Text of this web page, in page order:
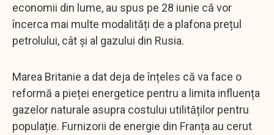
economii din lume, au spus pe 28 iunie că vor
încerca mai multe modalități de a plafona prețul
petrolului, cât și al gazului din Rusia.
Marea Britanie a dat deja de înțeles că va face o
reformă a pieței energetice pentru a limita influența
gazelor naturale asupra costului utilităților pentru
populație. Furnizorii de energie din Franța au cerut